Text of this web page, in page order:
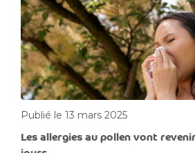
Publié le 13 mars 2025
Les allergies au pollen vont